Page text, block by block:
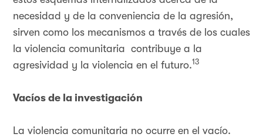
necesidad y de la conveniencia de la agresión,
sirven como los mecanismos a través de los cuales
la violencia comunitaria contribuye a la
agresividad y la violencia en el futuro.13
Vacíos de la investigación
La violencia comunitaria no ocurre en el vacío.